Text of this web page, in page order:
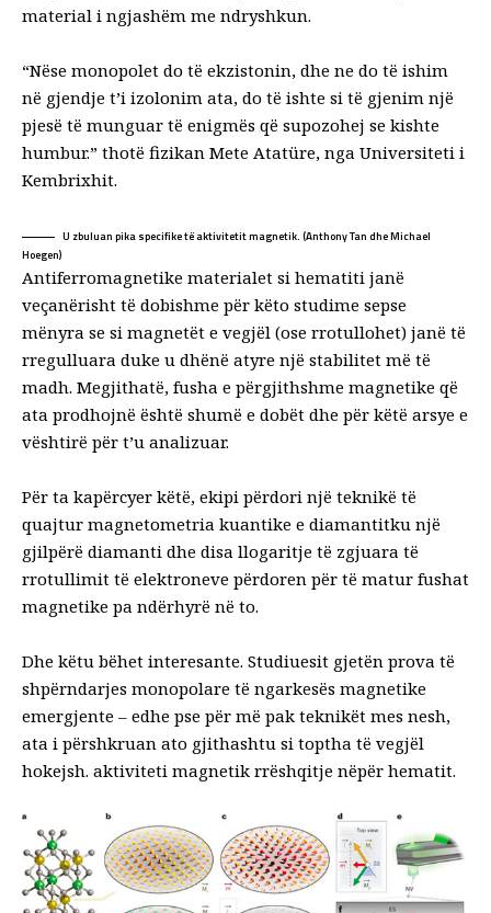
material i ngjashëm me ndryshkun.
“Nëse monopolet do të ekzistonin, dhe ne do të ishim
në gjendje t’i izolonim ata, do të ishte si të gjenim një
pjesë të munguar të enigmës që supozohej se kishte
humbur.” thotë fizikan Mete Atatüre, nga Universiteti i
Kembrixhit.
U zbuluan pika specifike të aktivitetit magnetik. (Anthony Tan dhe Michael
Hoegen)
Antiferromagnetike materialet si hematiti janë
veçanërisht të dobishme për këto studime sepse
mënyra se si magnetët e vegjël (ose rrotullohet) janë të
rregulluara duke u dhënë atyre një stabilitet më të
madh. Megjithatë, fusha e përgjithshme magnetike që
ata prodhojnë është shumë e dobët dhe për këtë arsye e
vështirë për t’u analizuar.
Për ta kapërcyer këtë, ekipi përdori një teknikë të
quajtur magnetometria kuantike e diamantitku një
gjilpërë diamanti dhe disa llogaritje të zgjuara të
rrotullimit të elektroneve përdoren për të matur fushat
magnetike pa ndërhyrë në to.
Dhe këtu bëhet interesante. Studiuesit gjetën prova të
shpërndarjes monopolare të ngarkesës magnetike
emergjente – edhe pse për më pak teknikët mes nesh,
ata i përshkruan ato gjithashtu si toptha të vegjël
hokejsh. aktiviteti magnetik rrëshqitje nëpër hematit.